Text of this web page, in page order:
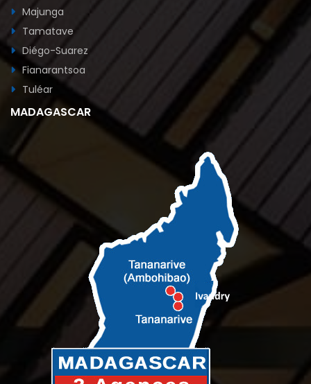
Majunga
Tamatave
Diégo-Suarez
Fianarantsoa
Tuléar
MADAGASCAR